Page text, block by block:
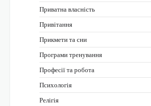
Приватна власність
Привітання
Прикмети та сни
Програми тренування
Професії та робота
Психологія
Релігія